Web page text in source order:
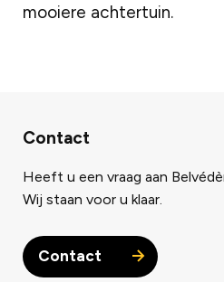
mooiere achtertuin.
Contact
Heeft u een vraag aan
Wij staan voor u klaar.
Contact